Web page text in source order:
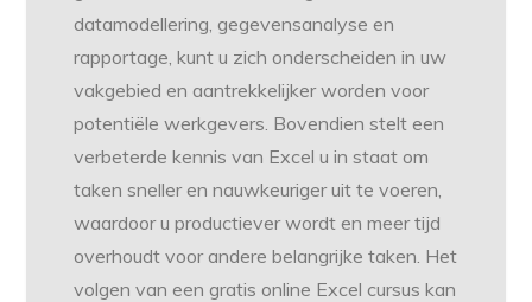
datamodellering, gegevensanalyse en
rapportage, kunt u zich onderscheiden in uw
vakgebied en aantrekkelijker worden voor
potentiële werkgevers. Bovendien stelt een
verbeterde kennis van Excel u in staat om
taken sneller en nauwkeuriger uit te voeren,
waardoor u productiever wordt en meer tijd
overhoudt voor andere belangrijke taken. Het
volgen van een gratis online Excel cursus kan